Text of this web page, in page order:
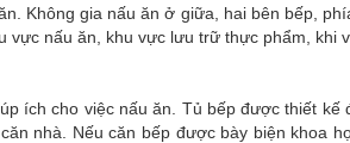
Không gia nấu ăn ở giữa, hai bên bếp,
nấu ăn, khu vực lưu trữ thực phẩm, khi
ích cho việc nấu ăn. Tủ bếp được thiết
nhà. Nếu căn bếp được bày biện khoa